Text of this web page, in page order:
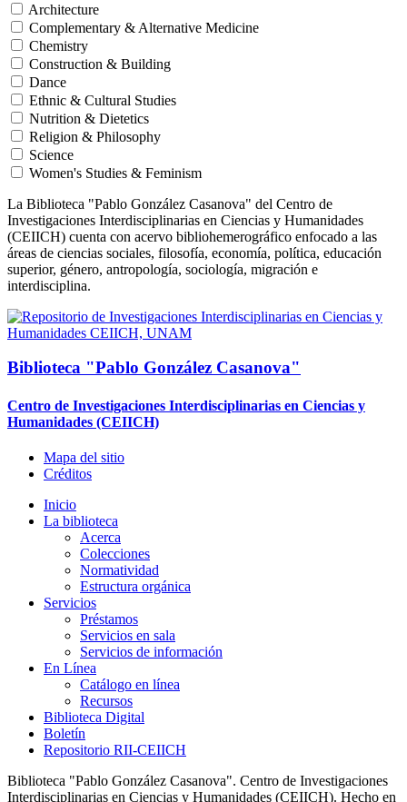
Architecture
Complementary & Alternative Medicine
Chemistry
Construction & Building
Dance
Ethnic & Cultural Studies
Nutrition & Dietetics
Religion & Philosophy
Science
Women's Studies & Feminism
La Biblioteca "Pablo González Casanova" del Centro de
Investigaciones Interdisciplinarias en Ciencias y Humanidades
(CEIICH) cuenta con acervo bibliohemerográfico enfocado a las
áreas de ciencias sociales, filosofía, economía, política, educación
superior, género, antropología, sociología, migración e
interdisciplina.
Biblioteca "Pablo González Casanova"
Centro de Investigaciones Interdisciplinarias en Ciencias y
Humanidades (CEIICH)
Mapa del sitio
Créditos
Inicio
La biblioteca
Acerca
Colecciones
Normatividad
Estructura orgánica
Servicios
Préstamos
Servicios en sala
Servicios de información
En Línea
Catálogo en línea
Recursos
Biblioteca Digital
Boletín
Repositorio RII-CEIICH
Biblioteca "Pablo González Casanova". Centro de Investigaciones
Interdisciplinarias en Ciencias y Humanidades (CEIICH). Hecho en